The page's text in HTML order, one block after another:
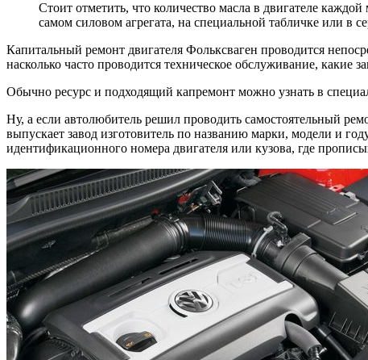
Стоит отметить, что количество масла в двигателе
самом силовом агрегата, на специальной табличке или в
Капитальный ремонт двигателя Фольксваген проводится
насколько часто проводится техническое обслуживание, какие
Обычно ресурс и подходящий капремонт можно узнать в
Ну, а если автолюбитель решил проводить самостоятельный
выпускает завод изготовитель по названию марки, модели и
идентификационного номера двигателя или кузова, где